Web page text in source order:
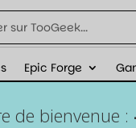
Epic Forge
de réduction
de bienvenue :